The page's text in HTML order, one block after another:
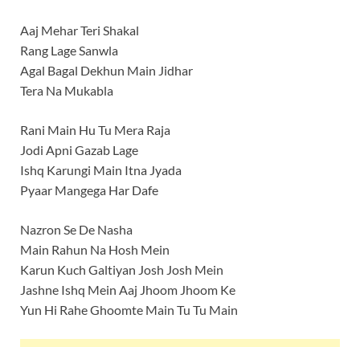
Aaj Mehar Teri Shakal
Rang Lage Sanwla
Agal Bagal Dekhun Main Jidhar
Tera Na Mukabla
Rani Main Hu Tu Mera Raja
Jodi Apni Gazab Lage
Ishq Karungi Main Itna Jyada
Pyaar Mangega Har Dafe
Nazron Se De Nasha
Main Rahun Na Hosh Mein
Karun Kuch Galtiyan Josh Josh Mein
Jashne Ishq Mein Aaj Jhoom Jhoom Ke
Yun Hi Rahe Ghoomte Main Tu Tu Main